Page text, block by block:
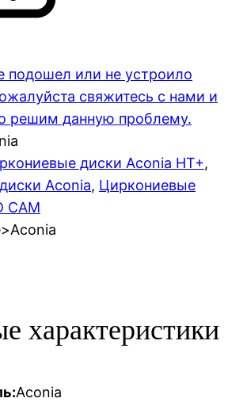
подошел или не устроило
свяжитесь с нами и
решим данную проблему.
диски Aconia HT+,
Aconia, Циркониевые
CAM
характеристики
Aconia